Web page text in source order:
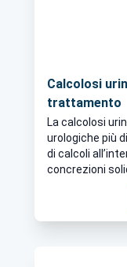
Calcolosi
trattamento
La calcolosi
urologiche più
di calcoli
concrezioni
renale o lungo
provocare